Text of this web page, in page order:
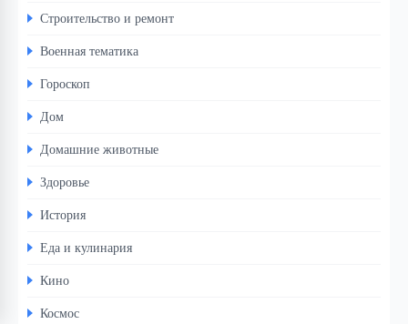
Строительство и ремонт
Военная тематика
Гороскоп
Дом
Домашние животные
Здоровье
История
Еда и кулинария
Кино
Космос